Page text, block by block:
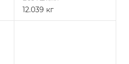
12.039 кг